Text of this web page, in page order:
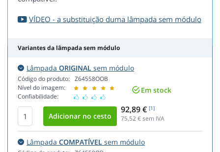
VÍDEO - a substituição duma lâmpada sem módulo
Variantes da lâmpada sem módulo
Lâmpada ORIGINAL sem módulo
Código do produto:
Nível do imagem:
Confiabilidade:
Z64558OOB
Em stock
92,89 € [1]
75,52€ sem IVA
Lâmpada COMPATÍVEL sem módulo